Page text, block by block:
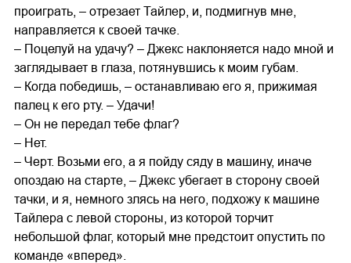
проиграть, – отрезает Тайлер, и, подмигнув мне,
направляется к своей тачке.
– Поцелуй на удачу? – Джекс наклоняется надо мной и
заглядывает в глаза, потянувшись к моим губам.
– Когда победишь, – останавливаю его я, прижимая
палец к его рту. – Удачи!
– Он не передал тебе флаг?
– Нет.
– Черт. Возьми его, а я пойду сяду в машину, иначе
опоздаю на старте, – Джекс убегает в сторону своей
тачки, и я, немного злясь на него, подхожу к машине
Тайлера с левой стороны, из которой торчит
небольшой флаг, который мне предстоит опустить по
команде «вперед».